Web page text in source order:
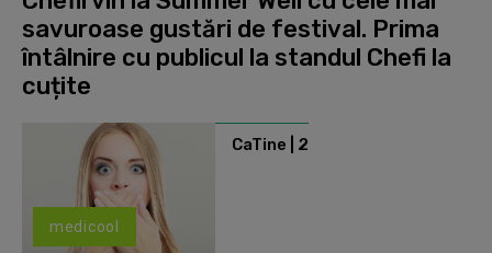
savuroase gustări de festival. Prima
întâlnire cu publicul la standul Chefi la
cuțite
medicool
CaTine | 2